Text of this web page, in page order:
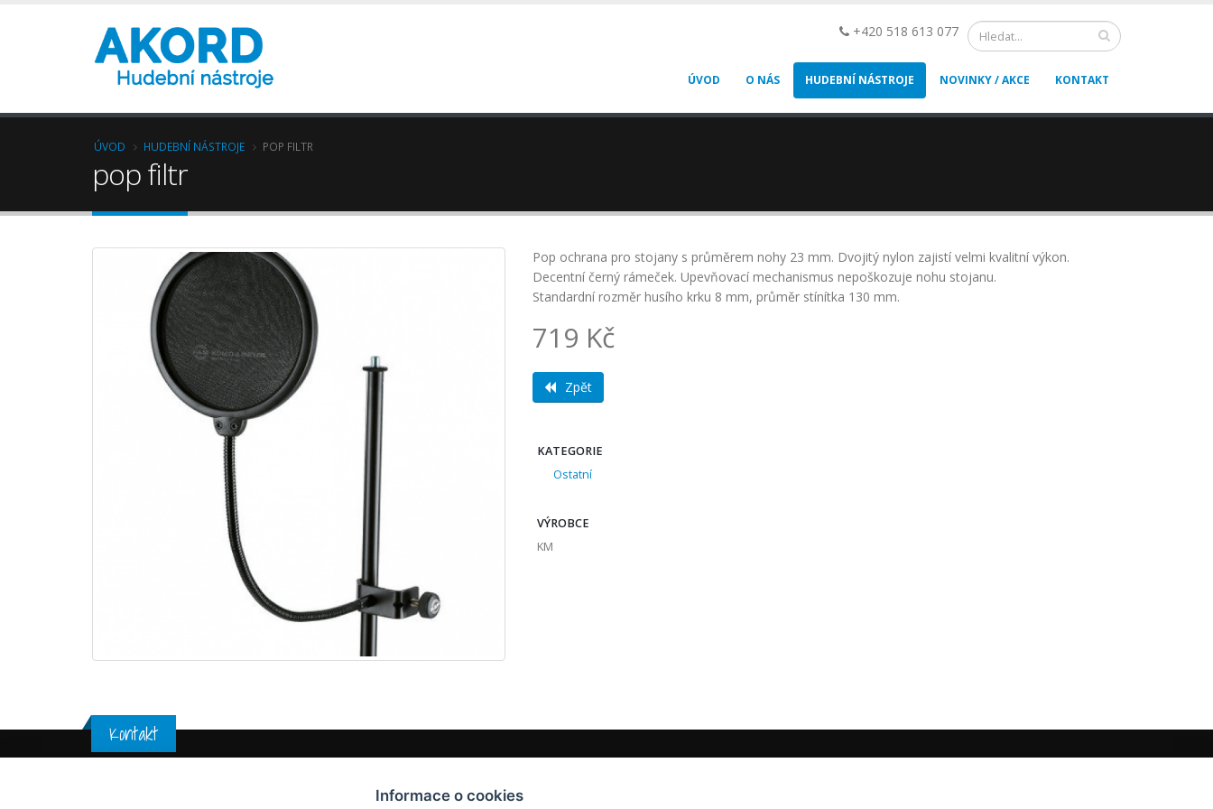
+420 518 613 077
ÚVOD O NÁS HUDEBNÍ NÁSTROJE NOVINKY / AKCE KONTAKT
ÚVOD HUDEBNÍ NÁSTROJE POP FILTR
pop filtr
Pop ochrana pro stojany s průměrem nohy 23 mm. Dvojitý nylon zajistí velmi kvalitní výkon.
Decentní černý rámeček. Upevňovací mechanismus nepoškozuje nohu stojanu.
Standardní rozměr husího krku 8 mm, průměr stínítka 130 mm.
719 Kč
Zpět
KATEGORIE
Ostatní
VÝROBCE
KM
Kontakt
Informace o cookies